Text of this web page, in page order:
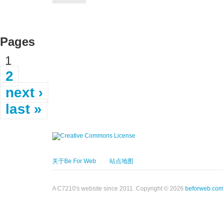
Pages
1
2
next ›
last »
关于Be For Web 站点地图
A C7210's website since 2011. Copyright © 2026 beforweb.com